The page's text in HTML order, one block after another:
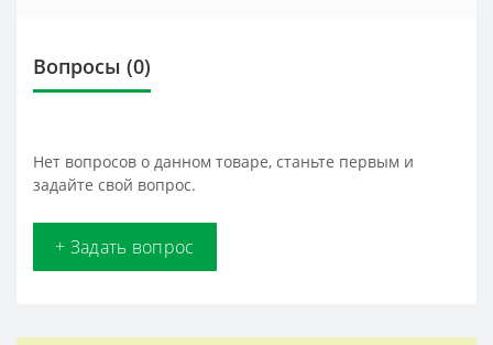
Вопросы (0)
Нет вопросов о данном товаре, станьте первым и
задайте свой вопрос.
+ Задать вопрос